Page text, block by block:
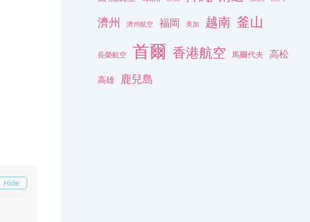
Hide
濟州 濟州航空 福岡 美加 越南 釜山
長榮航空 首爾 香港航空 馬爾代夫 高松
高雄 鹿兒島